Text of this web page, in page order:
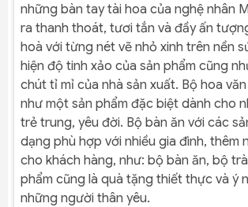
những bàn tay tài hoa của nghệ nhân
ra thanh thoát, tươi tắn và đầy ấn
hoà với từng nét vẽ nhỏ xinh trên nền
hiện độ tinh xảo của sản phẩm cũng
chút tỉ mỉ của nhà sản xuất. Bộ hoa
như một sản phẩm đặc biệt dành cho
trẻ trung, yêu đời. Bộ bàn ăn với các
dạng phù hợp với nhiều gia đình, thêm
cho khách hàng, như: bộ bàn ăn, bộ
phẩm cũng là quà tặng thiết thực và ý
những người thân yêu.